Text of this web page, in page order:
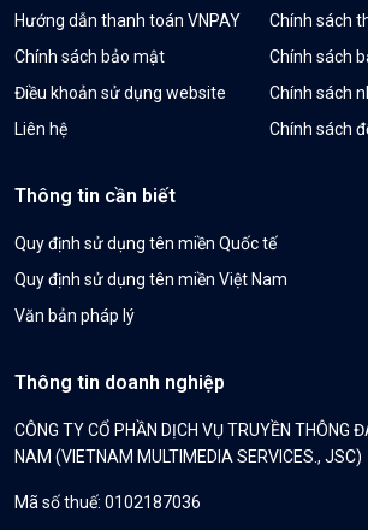
Hướng dẫn thanh toán VNPAY
Chính sách bảo mật
Điều khoản sử dụng website
Liên hệ
Chính sách
Chính sách
Chính sách
Chính sách
Thông tin cần biết
Quy định sử dụng tên miền Quốc tế
Quy định sử dụng tên miền Việt Nam
Văn bản pháp lý
Thông tin doanh nghiệp
CÔNG TY CỔ PHẦN DỊCH VỤ TRUYỀN THÔNG
NAM (VIETNAM MULTIMEDIA SERVICES., JSC)
Mã số thuế: 0102187036